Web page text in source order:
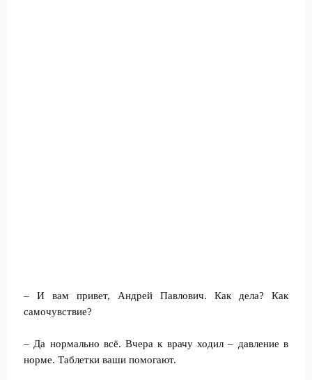
– И вам привет, Андрей Павлович. Как дела? Как
самочувствие?
– Да нормально всё. Вчера к врачу ходил – давление в
норме. Таблетки ваши помогают.